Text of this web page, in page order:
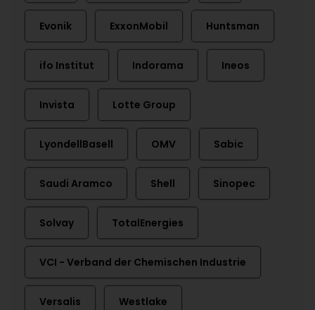
Evonik ExxonMobil Huntsman
ifo Institut Indorama Ineos
Invista Lotte Group
LyondellBasell OMV Sabic
Saudi Aramco Shell Sinopec
Solvay TotalEnergies
VCI - Verband der Chemischen Industrie
Versalis Westlake